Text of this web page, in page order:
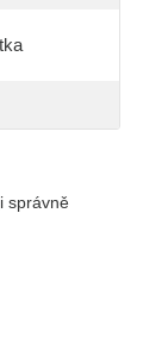
správně